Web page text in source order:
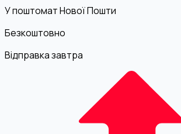
У поштомат Нової Пошти
Безкоштовно
Відправка завтра